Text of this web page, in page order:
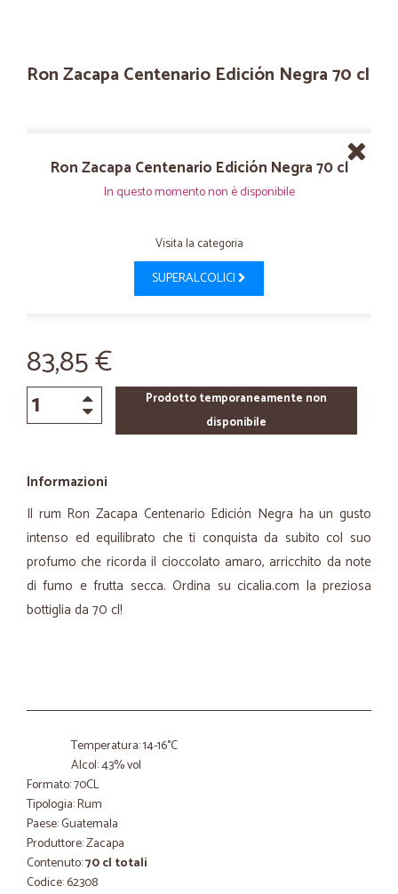
Ron Zacapa Centenario Edición Negra 70 cl
Ron Zacapa Centenario Edición Negra 70 cl
In questo momento non è disponibile
Visita la categoria
SUPERALCOLICI
83,85 €
Prodotto temporaneamente non
disponibile
Informazioni
Il rum Ron Zacapa Centenario Edición Negra ha un gusto
intenso ed equilibrato che ti conquista da subito col suo
profumo che ricorda il cioccolato amaro, arricchito da note
di fumo e frutta secca. Ordina su cicalia.com la preziosa
bottiglia da 70 cl!
Temperatura: 14-16°C
Alcol: 43% vol
Formato: 70CL
Tipologia: Rum
Paese: Guatemala
Produttore: Zacapa
Contenuto:70 cl totali
Codice: 62308